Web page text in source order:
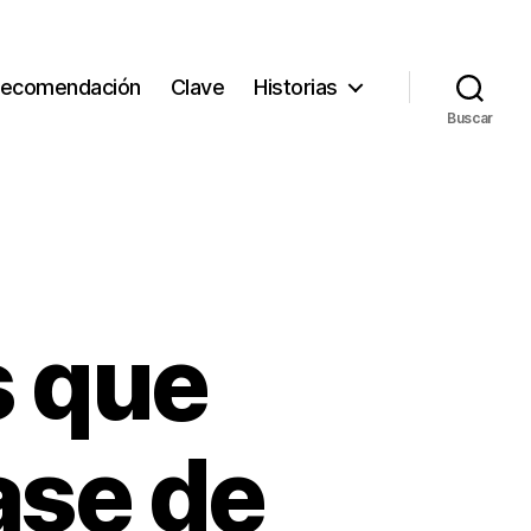
Clave Historias
Buscar
que
de